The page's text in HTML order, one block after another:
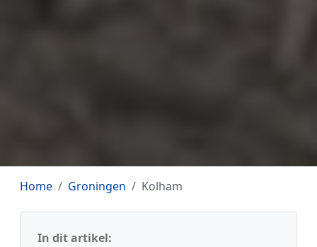
Home Groningen Kolham
In dit artikel: